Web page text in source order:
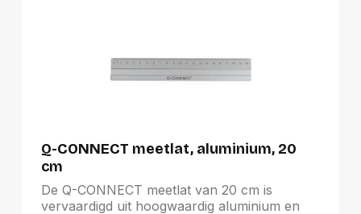
Q-CONNECT meetlat, aluminium, 20
cm
De Q-CONNECT meetlat van 20 cm is
vervaardigd uit hoogwaardig aluminium en